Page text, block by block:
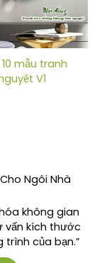
mẫu tranh
V1
Ngôi Nhà
không gian
vấn kích thước
của bạn.”